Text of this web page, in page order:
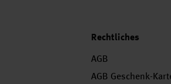
Rechtliches
AGB
AGB Geschenk-